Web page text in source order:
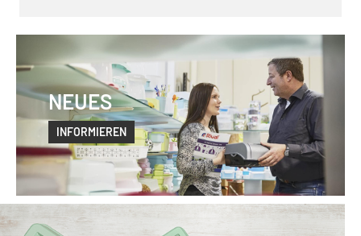
NEUES
INFORMIEREN